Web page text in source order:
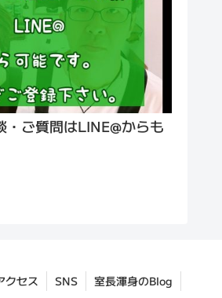
・ご質問はLINE@からも
クセス SNS 室長渾身のBlog